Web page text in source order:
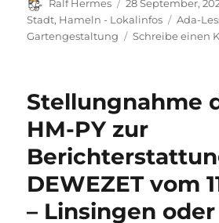
Autor
Ralf Hermes
Veröffentlicht
am
28 September,
Stadt, Hameln - Lokalinfos Ada-
Gartengestaltung
Schreibe einen
Stellungnahme
HM-PY zur
DEWEZET vom
– Linsingen